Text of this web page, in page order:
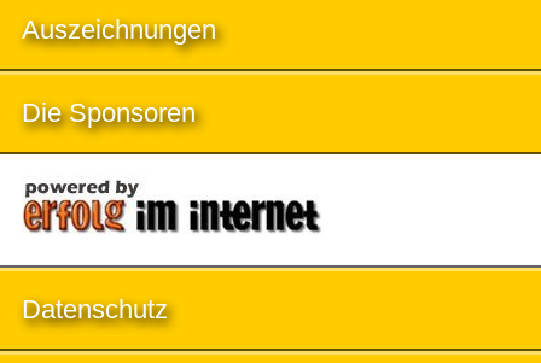
Auszeichnungen
Die Sponsoren
Datenschutz